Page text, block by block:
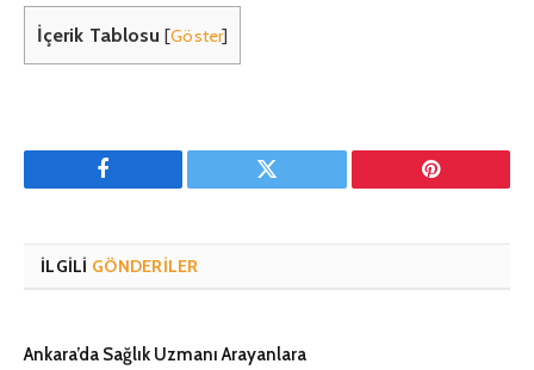
İçerik Tablosu [Göster]
Facebook Twitter Pinterest'in
İLGILI GÖNDERILER
Ankara’da Sağlık Uzmanı Arayanlara